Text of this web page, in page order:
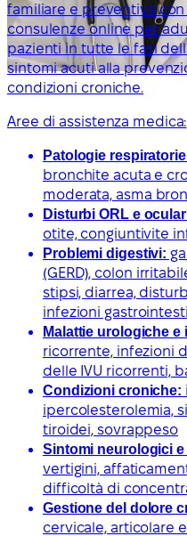
familiare e preventiva
consulenze online per
pazienti in tutte le fasi
sintomi acuti alla
condizioni croniche.
Aree di assistenza medica:
Patologie
bronchite acuta e
moderata, asma
Disturbi ORL e
otite, congiuntivite
Problemi digestivi:
(GERD), colon
stipsi, diarrea,
infezioni
Malattie urologiche e
ricorrente, infezioni
delle IVU ricorrenti,
Condizioni croniche:
ipercolesterolemia,
tiroidei, sovrappeso
Sintomi neurologici e
vertigini,
difficoltà di
Gestione del dolore
cervicale, articolare